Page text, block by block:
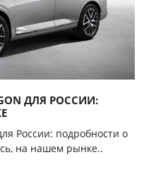
ДЛЯ РОССИИ:
России: подробности о
на нашем рынке..